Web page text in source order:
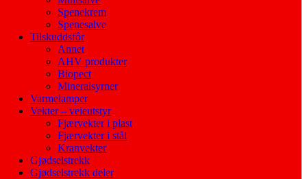
Spenekrem
Spenesalve
Tilskuddsfôr
Annet
AHV produkter
Biopect
Mineralsyrner
Varmelamper
Vekter – veieutstyr
Fjærvekter i plast
Fjærvekter i stål
Kranvekter
Gjødselstrekk
Gjødselstrekk deler